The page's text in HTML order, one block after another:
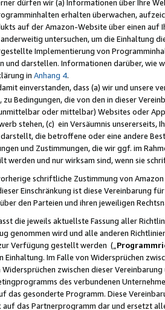
dürfen wir (a) Informationen über Ihre
erhalten überwachen,
auf der Amazon-Website über einen
untersuchen, um die Einhaltung
Implementierung von
und darstellen. Informationen darüber, wie
in Anhang 4.
einverstanden, dass (a) wir und
zu Bedingungen, die von den in dieser
oder mittelbar) Websites oder
stehen, (c) ein Versäumnis unsererseits,
die betroffene oder eine andere
und Zustimmungen, die wir ggf. im
werden und nur wirksam sind, wenn sie
schriftliche Zustimmung von
Einschränkung ist diese Vereinbarung
den Parteien und ihren jeweiligen
die jeweils aktuellste Fassung aller
genommen wird und alle anderen
Verfügung gestellt werden („
Einhaltung. Im Falle von Widersprüchen
zwischen dieser
des verbundenen
das gesonderte Programm. Diese
auf das Partnerprogramm dar und ersetzt